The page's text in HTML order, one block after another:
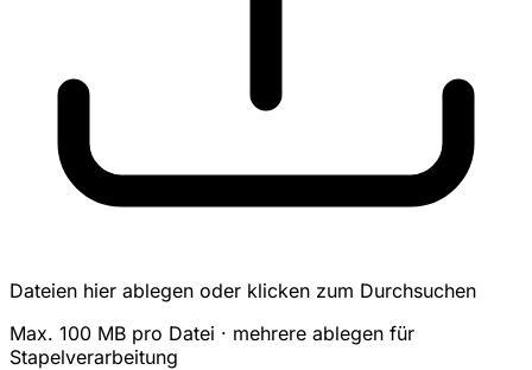
Dateien hier ablegen oder klicken zum Durchsuchen
Max. 100 MB pro Datei · mehrere ablegen für
Stapelverarbeitung